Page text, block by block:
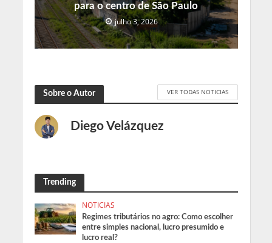
para o centro de São Paulo
julho 3, 2026
Sobre o Autor VER TODAS NOTICIAS
Diego Velázquez
Trending
NOTICIAS
Regimes tributários no agro: Como escolher
entre simples nacional, lucro presumido e
lucro real?